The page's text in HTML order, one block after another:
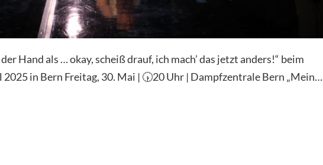
Hand als … okay, scheiß drauf, ich mach’ das jetzt anders!“ beim
in Bern Freitag, 30. Mai | 🕠20 Uhr | Dampfzentrale Bern „Mein…